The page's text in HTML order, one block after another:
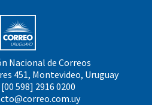
Nacional de Correos
451, Montevideo, Uruguay
598] 2916 0200